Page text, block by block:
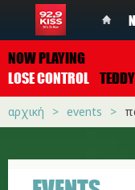
NOW PLAYING
LOSE CONTROL
αρχική events